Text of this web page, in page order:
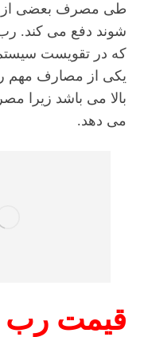
طی مصرف بعضی از
شوند دفع می کند.
که در تقویست
یکی از مصارف مهم
بالا می باشد زیرا
می دهد.
قیمت رب